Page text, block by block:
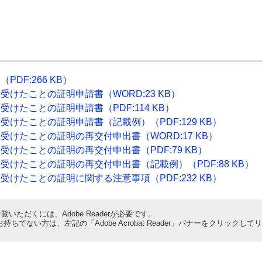
PDF:266 KB）
けたことの証明申請書（WORD:23 KB）
けたことの証明申請書（PDF:114 KB）
けたことの証明申請書（記載例）（PDF:129 KB）
けたことの証明の再交付申出書（WORD:17 KB）
けたことの証明の再交付申出書（PDF:79 KB）
けたことの証明の再交付申出書（記載例）（PDF:88 KB）
けたことの証明に関する注意事項（PDF:232 KB）
いただくには、Adobe Readerが必要です。
持ちでない方は、左記の「Adobe Acrobat Reader」バナーをクリックして